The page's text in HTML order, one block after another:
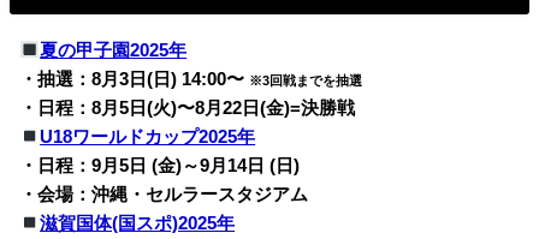
夏の甲子園2025年
・抽選：8月3日(日) 14:00〜 ※3回戦までを抽選
・日程：8月5日(火)〜8月22日(金)=決勝戦
U18ワールドカップ2025年
・日程：9月5日 (金)～9月14日 (日)
・会場：沖縄・セルラースタジアム
滋賀国体(国スポ)2025年